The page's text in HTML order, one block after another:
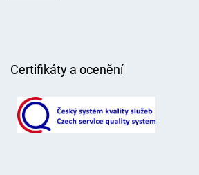
Certifikáty a ocenění